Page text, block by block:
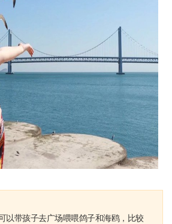
以带孩子去广场喂喂鸽子和海鸥，比较